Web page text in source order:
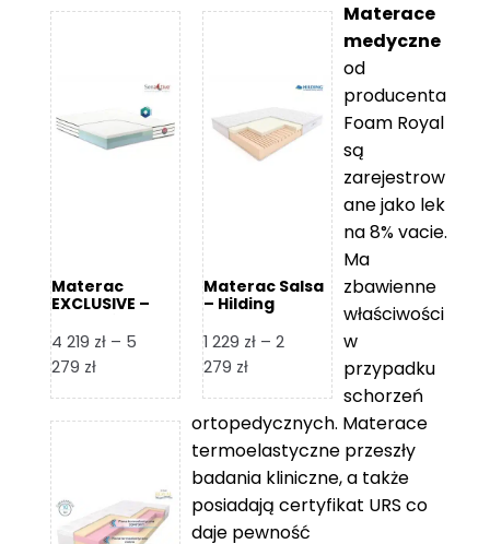
Materac
EXCLUSIVE –
4 219 zł – 5
279 złZakres
od
5
Materac Salsa
– Hilding
1 229 zł – 2
279 złZakres
od
1
229 zł
2
Materace
medyczne
od
producenta
Foam Royal
są
zarejestrow
ane jako lek
na 8% vacie.
Ma
zbawienne
właściwości
w
przypadku
schorzeń
ortopedycznych. Materace
termoelastyczne przeszły
badania kliniczne, a także
posiadają certyfikat URS co
daje pewność